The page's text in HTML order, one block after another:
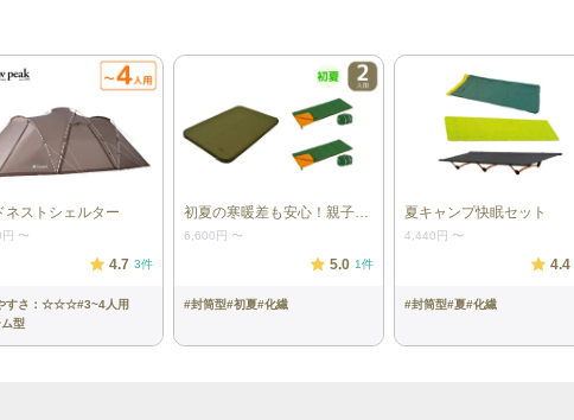
ネストシェルター
〜
4.7 3件
すさ：☆☆☆#3~4人用
型
6,600円 〜
5.0 1件
#封筒型#初夏#化繊
夏キャンプ快眠セット
4,440円 〜
4.4
#封筒型#夏#化繊